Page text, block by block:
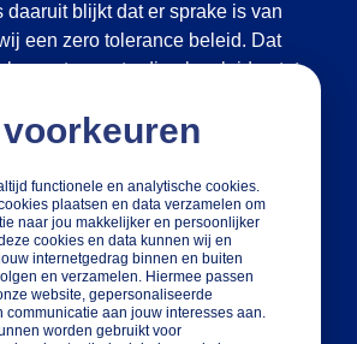
functionele en analytische cookies.
plaatsen en data verzamelen om
naar jou makkelijker en persoonlijker
cookies en data kunnen wij en
internetgedrag binnen en buiten
en verzamelen. Hiermee passen
website, gepersonaliseerde
communicatie aan jouw interesses aan.
worden gebruikt voor
daaruit blijkt dat er sprake is van
een zero tolerance beleid. Dat
bewuste overtreding kan leiden tot
uitgekeerde lening direct volledig
in het EVA-register. Hiermee
we andere
en banken.